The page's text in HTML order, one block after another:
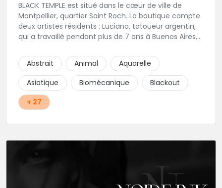
BLACK TEMPLE est situé dans le cœur de ville de
Montpellier, quartier Saint Roch. La boutique compte
deux artistes résidents : Luciano, tatoueur argentin,
qui a travaillé pendant plus de 7 ans à Buenos Aires,
qui a travaillé dans plusieurs boutiques de la ville
avant de rejoindre notre équipe. La boutique
accueille plusieurs artistes tatoueurs en tant que
guests tout au long de l'année afin de proposer
d'autres styles.
Abstrait Animal
Aquarelle
Asiatique
Biomécanique
Blackout
+ 27